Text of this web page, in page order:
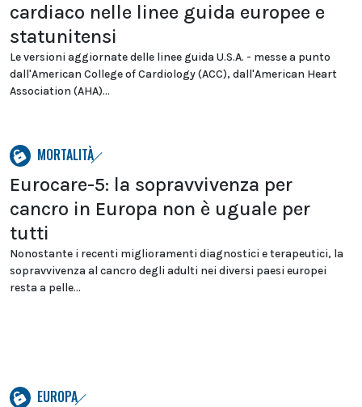
cardiaco nelle linee guida europee e
statunitensi
Le versioni aggiornate delle linee guida U.S.A. - messe a punto
dall'American College of Cardiology (ACC), dall'American Heart
Association (AHA)...
MORTALITÀ
Eurocare-5: la sopravvivenza per
cancro in Europa non è uguale per
tutti
Nonostante i recenti miglioramenti diagnostici e terapeutici, la
sopravvivenza al cancro degli adulti nei diversi paesi europei
resta a pelle...
EUROPA